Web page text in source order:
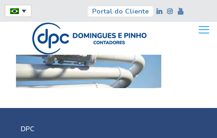
Portal do Cliente
DPC